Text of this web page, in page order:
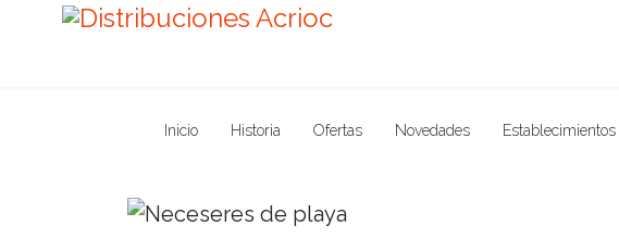
Inicio Historia Ofertas Novedades Establecimientos